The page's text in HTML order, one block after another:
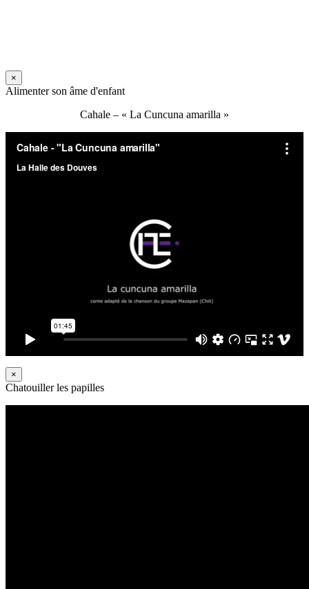
×
Alimenter son âme d'enfant
Cahale – « La Cuncuna amarilla »
×
Chatouiller les papilles